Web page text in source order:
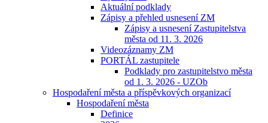
Aktuální podklady
Zápisy a přehled usnesení ZM
Zápisy a usnesení Zastupitelstva
města od 11. 3. 2026
Videozáznamy ZM
PORTÁL zastupitele
Podklady pro zastupitelstvo města
od 1. 3. 2026 - UZOb
Hospodaření města a příspěvkových organizací
Hospodaření města
Definice